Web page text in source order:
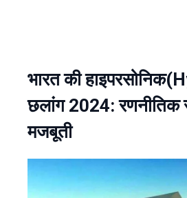
भारत की
छलांग 2024: रणनीतिक
मजबूती